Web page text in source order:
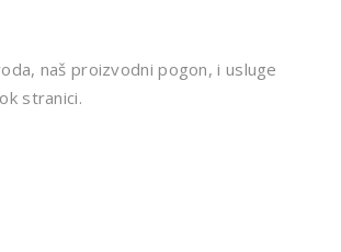
naš proizvodni pogon, i usluge
stranici.